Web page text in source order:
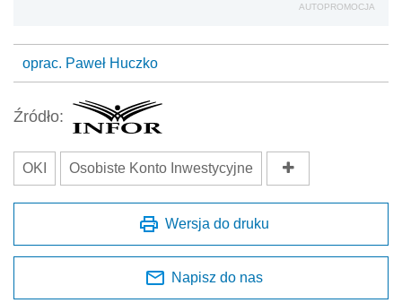
AUTOPROMOCJA
oprac. Paweł Huczko
Źródło:
OKI Osobiste Konto Inwestycyjne
Wersja do druku
Napisz do nas